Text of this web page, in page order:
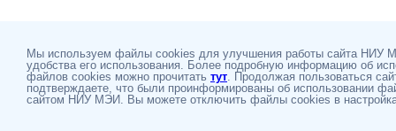
Мы используем файлы cookies для улучшения работы сайта НИУ
удобства его использования. Более подробную информацию об
файлов cookies можно прочитать тут. Продолжая пользоваться
подтверждаете, что были проинформированы об использовании
сайтом НИУ МЭИ. Вы можете отключить файлы cookies в